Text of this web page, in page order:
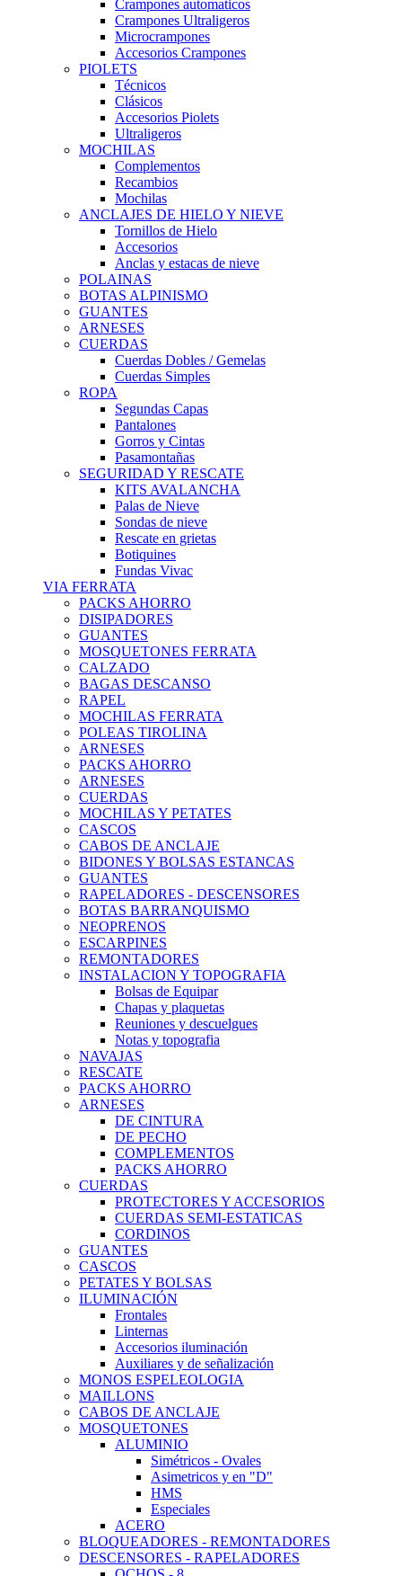
Crampones automaticos
Crampones Ultraligeros
Microcrampones
Accesorios Crampones
PIOLETS
Técnicos
Clásicos
Accesorios Piolets
Ultraligeros
MOCHILAS
Complementos
Recambios
Mochilas
ANCLAJES DE HIELO Y NIEVE
Tornillos de Hielo
Accesorios
Anclas y estacas de nieve
POLAINAS
BOTAS ALPINISMO
GUANTES
ARNESES
CUERDAS
Cuerdas Dobles / Gemelas
Cuerdas Simples
ROPA
Segundas Capas
Pantalones
Gorros y Cintas
Pasamontañas
SEGURIDAD Y RESCATE
KITS AVALANCHA
Palas de Nieve
Sondas de nieve
Rescate en grietas
Botiquines
Fundas Vivac
VIA FERRATA
PACKS AHORRO
DISIPADORES
GUANTES
MOSQUETONES FERRATA
CALZADO
BAGAS DESCANSO
RAPEL
MOCHILAS FERRATA
POLEAS TIROLINA
ARNESES
PACKS AHORRO
ARNESES
CUERDAS
MOCHILAS Y PETATES
CASCOS
CABOS DE ANCLAJE
BIDONES Y BOLSAS ESTANCAS
GUANTES
RAPELADORES - DESCENSORES
BOTAS BARRANQUISMO
NEOPRENOS
ESCARPINES
REMONTADORES
INSTALACION Y TOPOGRAFIA
Bolsas de Equipar
Chapas y plaquetas
Reuniones y descuelgues
Notas y topografia
NAVAJAS
RESCATE
PACKS AHORRO
ARNESES
DE CINTURA
DE PECHO
COMPLEMENTOS
PACKS AHORRO
CUERDAS
PROTECTORES Y ACCESORIOS
CUERDAS SEMI-ESTATICAS
CORDINOS
GUANTES
CASCOS
PETATES Y BOLSAS
ILUMINACIÓN
Frontales
Linternas
Accesorios iluminación
Auxiliares y de señalización
MONOS ESPELEOLOGIA
MAILLONS
CABOS DE ANCLAJE
MOSQUETONES
ALUMINIO
Simétricos - Ovales
Asimetricos y en "D"
HMS
Especiales
ACERO
BLOQUEADORES - REMONTADORES
DESCENSORES - RAPELADORES